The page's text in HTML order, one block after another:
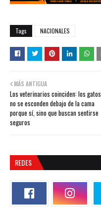
Tags NACIONALES
MÁS ANTIGUA
Los veterinarios coinciden: los gatos
no se esconden debajo de la cama
porque sí, sino que buscan sentirse
seguros
REDES